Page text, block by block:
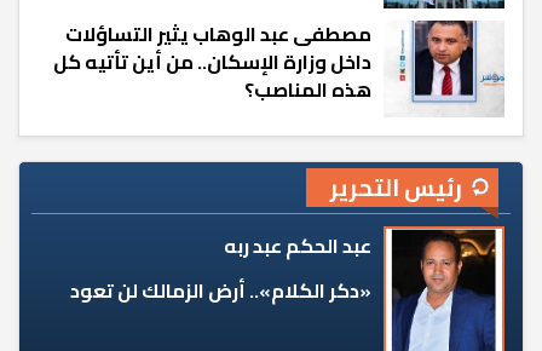
مصطفى عبد الوهاب يثير التساؤلات
داخل وزارة الإسكان.. من أين تأتيه كل
هذه المناصب؟
رئيس التحرير
عبد الحكم عبد ربه
«دكر الكلام».. أرض الزمالك لن تعود